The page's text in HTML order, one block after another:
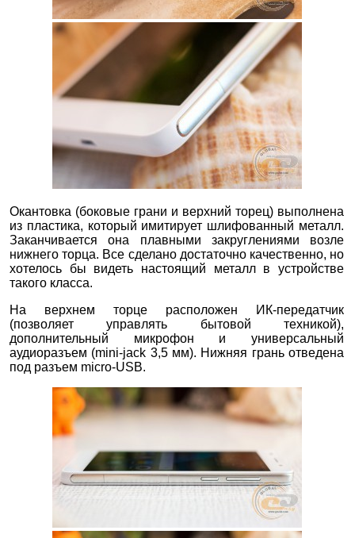
Окантовка (боковые грани и верхний торец) выполнена
из пластика, который имитирует шлифованный металл.
Заканчивается она плавными закруглениями возле
нижнего торца. Все сделано достаточно качественно, но
хотелось бы видеть настоящий металл в устройстве
такого класса.
На верхнем торце расположен ИК-передатчик
(позволяет управлять бытовой техникой),
дополнительный микрофон и универсальный
аудиоразъем (mini-jack 3,5 мм). Нижняя грань отведена
под разъем micro-USB.